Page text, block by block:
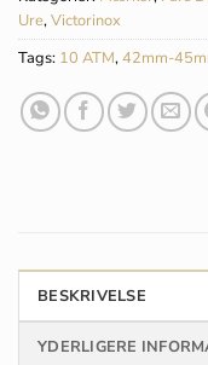
Ure,Victorinox
Tags: 10 ATM,42mm-
BESKRIVELSE
YDERLIGERE